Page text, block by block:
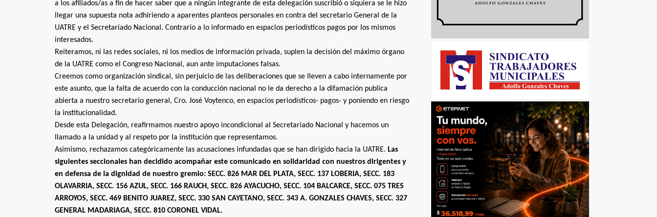
a los afiliados/as a fin de hacer saber que a ningún integrante de esta delegación suscribió o siquiera se le hizo
llegar una supuesta nota adhiriendo a aparentes planteos personales en contra del secretario General de la
UATRE y el Secretariado Nacional. Contrario a lo informado en espacios periodísticos pagos por los mismos
interesados.
Reiteramos, ni las redes sociales, ni los medios de información privada, suplen la decisión del máximo órgano
de la UATRE como el Congreso Nacional, aun ante imputaciones falsas.
Creemos como organización sindical, sin perjuicio de las deliberaciones que se lleven a cabo internamente por
este asunto, que la falta de acuerdo con la conducción nacional no le da derecho a la difamación publica
abierta a nuestro secretario general, Cro. José Voytenco, en espacios periodísticos- pagos- y poniendo en riesgo
la institucionalidad.
Desde esta Delegación, reafirmamos nuestro apoyo incondicional al Secretariado Nacional y hacemos un
llamado a la unidad y al respeto por la institución que representamos.
Asimismo, rechazamos categóricamente las acusaciones infundadas que se han dirigido hacia la UATRE. Las
siguientes seccionales han decidido acompañar este comunicado en solidaridad con nuestros dirigentes y
en defensa de la dignidad de nuestro gremio: SECC. 826 MAR DEL PLATA, SECC. 137 LOBERIA, SECC. 183
OLAVARRIA, SECC. 156 AZUL, SECC. 166 RAUCH, SECC. 826 AYACUCHO, SECC. 104 BALCARCE, SECC. 075 TRES
ARROYOS, SECC. 469 BENITO JUAREZ, SECC. 330 SAN CAYETANO, SECC. 343 A. GONZALES CHAVES, SECC. 327
GENERAL MADARIAGA, SECC. 810 CORONEL VIDAL.